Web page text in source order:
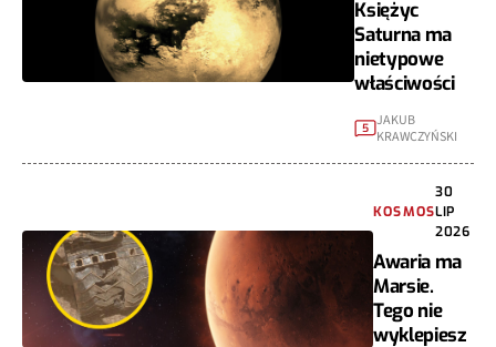
Księżyc
Saturna ma
nietypowe
właściwości
5 JAKUB
KRAWCZYŃSKI
KOSMOS
30
LIP
2026
Awaria ma
Marsie.
Tego nie
wyklepiesz